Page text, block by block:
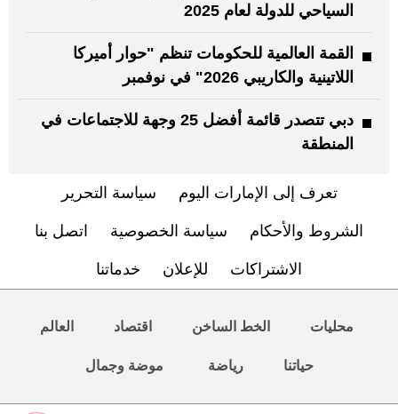
السياحي للدولة لعام 2025
القمة العالمية للحكومات تنظم "حوار أميركا
اللاتينية والكاريبي 2026" في نوفمبر
دبي تتصدر قائمة أفضل 25 وجهة للاجتماعات في
المنطقة
تعرف إلى الإمارات اليوم سياسة التحرير
الشروط والأحكام سياسة الخصوصية اتصل بنا
الاشتراكات للإعلان خدماتنا
محليات الخط الساخن اقتصاد العالم
حياتنا رياضة موضة وجمال